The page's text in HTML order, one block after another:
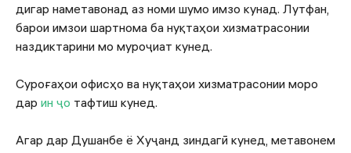
дигар наметавонад аз номи шумо имзо кунад. Лутфан,
барои имзои шартнома ба нуқтаҳои хизматрасонии
наздиктарини мо муроҷиат кунед.
Суроғаҳои офисҳо ва нуқтаҳои хизматрасонии моро
дар ин ҷо тафтиш кунед.
Агар дар Душанбе ё Хуҷанд зиндагӣ кунед, метавонем